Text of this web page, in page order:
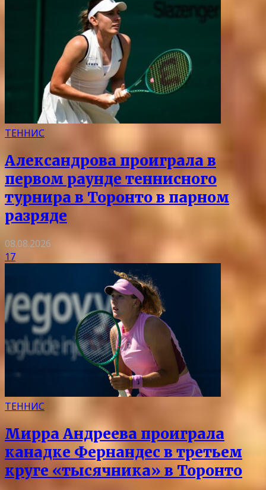
ТЕННИС
Александрова проиграла в
первом раунде теннисного
турнира в Торонто в парном
разряде
08.08.2026
17
ТЕННИС
Мирра Андреева проиграла
канадке Фернандес в третьем
круге «тысячника» в Торонто